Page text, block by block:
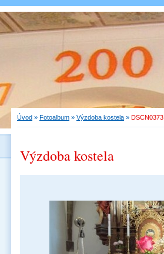
Úvod » Fotoalbum » Výzdoba kostela » DSCN0373
Výzdoba kostela